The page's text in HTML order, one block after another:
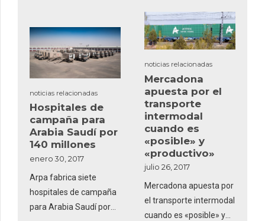
Apoyo Logístico (MALE)
del Ejército de Tierra.
noticias relacionadas
Mercadona
apuesta por el
transporte
intermodal
cuando es
«posible» y
«productivo»
julio 26, 2017
Mercadona apuesta por
el transporte intermodal
cuando es «posible» y
noticias relacionadas
Hospitales de
campaña para
Arabia Saudí por
140 millones
enero 30, 2017
Arpa fabrica siete
hospitales de campaña
para Arabia Saudí por